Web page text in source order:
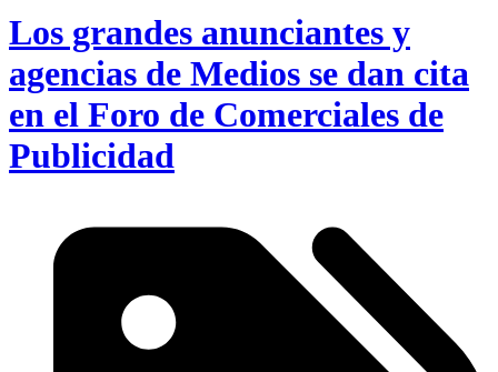
Los grandes anunciantes y
agencias de Medios se dan cita
en el Foro de Comerciales de
Publicidad